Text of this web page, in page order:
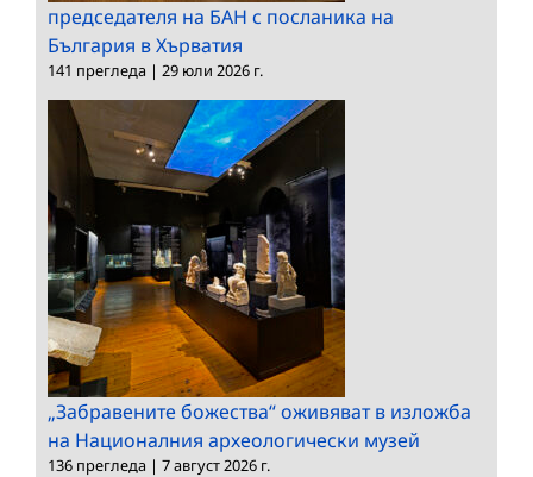
председателя на БАН с посланика на
България в Хърватия
141 прегледа | 29 юли 2026 г.
„Забравените божества“ оживяват в изложба
на Националния археологически музей
136 прегледа | 7 август 2026 г.